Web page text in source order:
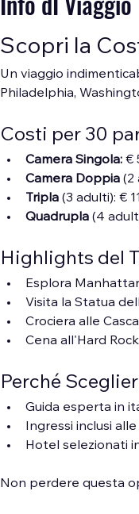
Scopri la
Un viaggio
Philadelphia,
Costi per 30
Camera Singola: €
Camera Doppia (2
Tripla (3 adulti): €
Quadrupla (4
Highlights del
Esplora
Visita la Statua
Crociera alle
Cena all'Hard
Perché
Guida esperta in
Ingressi inclusi
Hotel selezionati
Non perdere questa